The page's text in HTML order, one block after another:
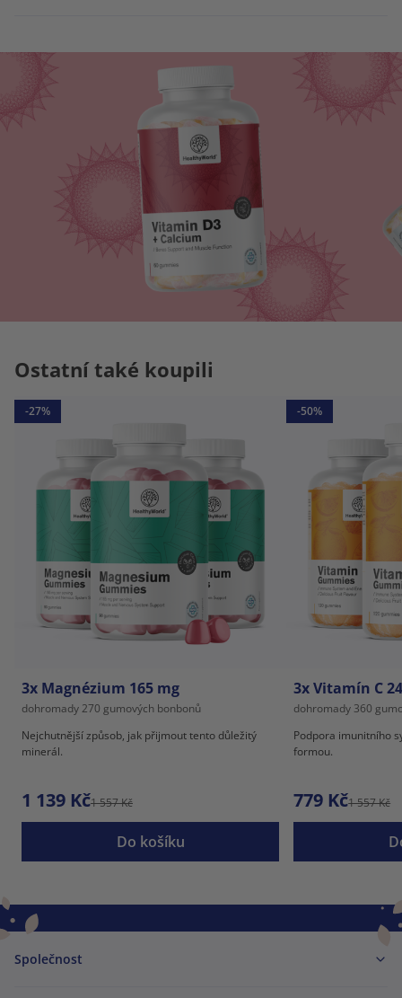
Ostatní také koupili
-27%
3x Magnézium 165 mg
dohromady 270 gumových bonbonů
Nejchutnější způsob, jak přijmout tento důležitý
minerál.
1 139 Kč1 557 Kč
Do košíku
-50%
3x Vitamín C
dohromady 360
Podpora imunitního
formou.
779 Kč1 557 Kč
Společnost